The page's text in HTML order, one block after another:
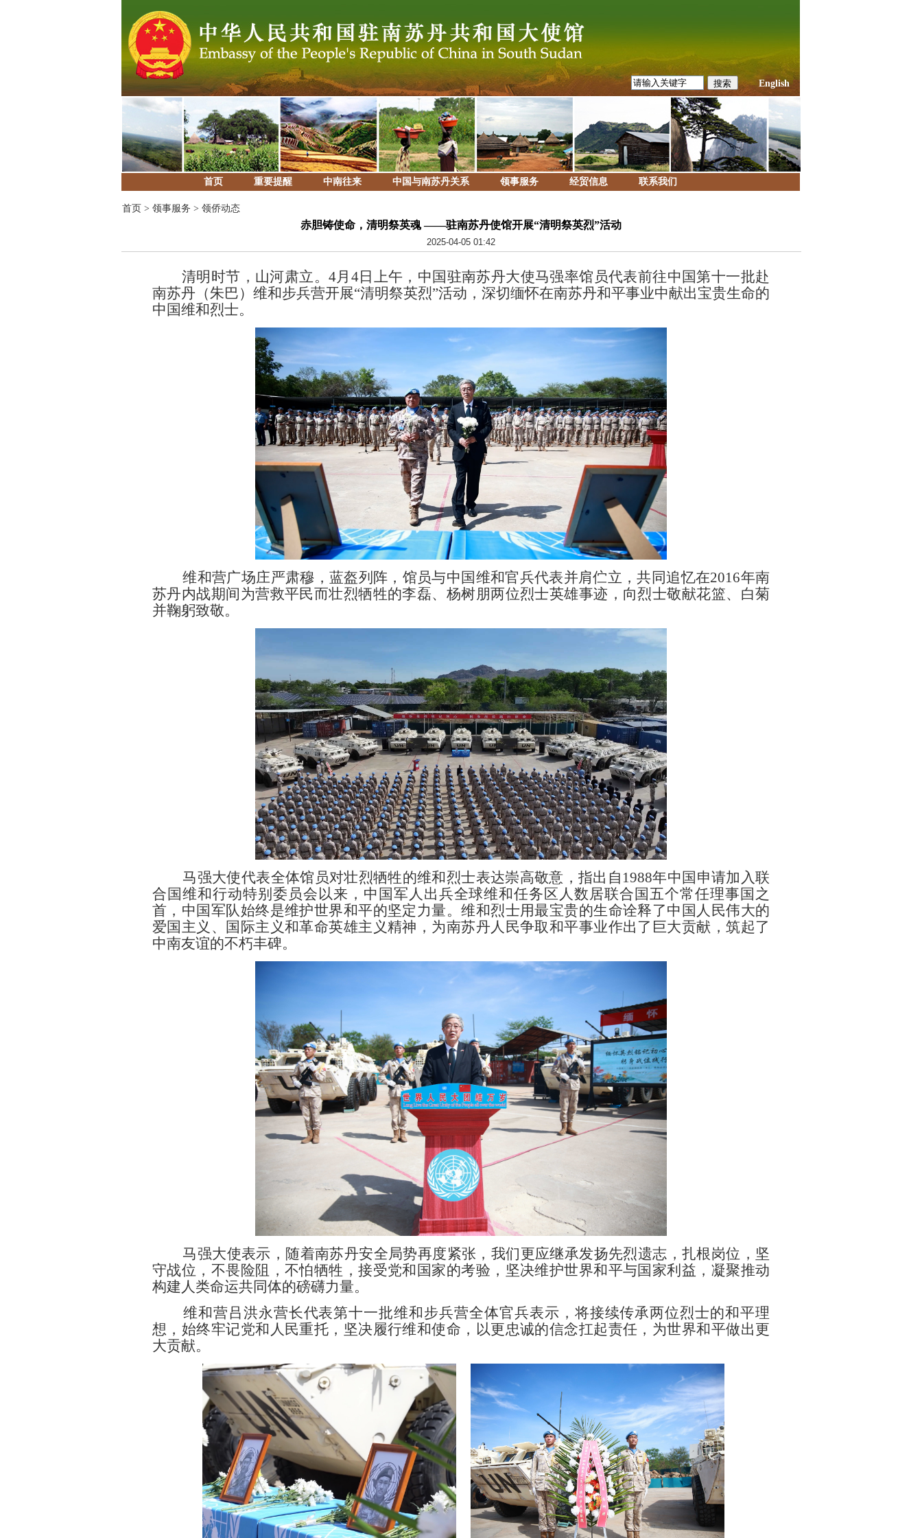
English
首页 重要提醒 中南往来 中国与南苏丹关系 领事服务 经贸信息 联系我们
首页 > 领事服务 > 领侨动态
赤胆铸使命，清明祭英魂 ——驻南苏丹使馆开展“清明祭英烈”活动
2025-04-05 01:42
清明时节，山河肃立。 4月4日上午，中国驻南苏丹大使马强率馆员代表前往中国第十一批赴
南苏丹（朱巴）维和步兵营开展“清明祭英烈”活动，深切缅怀在南苏丹和平事业中献出宝贵生命的
中国维和烈士。
维和营广场庄严肃穆，蓝盔列阵，馆员与中国维和官兵代表并肩伫立，共同追忆在2016年南
苏丹内战期间为营救平民而壮烈牺牲的李磊、杨树朋两位烈士英雄事迹，向烈士敬献花篮、白菊
并鞠躬致敬。
马强大使代表全体馆员对壮烈牺牲的维和烈士表达崇高敬意，指出自 1988年中国申请加入联
合国维和行动特别委员会以来，中国军人出兵全球维和任务区人数居联合国五个常任理事国之
首，中国军队始终是维护世界和平的坚定力量。维和烈士用最宝贵的生命诠释了中国人民伟大的
爱国主义、国际主义和革命英雄主义精神，为南苏丹人民争取和平事业作出了巨大贡献，筑起了
中南友谊的不朽丰碑。
马强大使表示，随着南苏丹安全局势再度紧张，我们更应继承发扬先烈遗志，扎根岗位，坚
守战位，不畏险阻，不怕牺牲，接受党和国家的考验，坚决维护世界和平与国家利益，凝聚推动
构建人类命运共同体的磅礴力量。
维和营吕洪永营长代表第十一批维和步兵营全体官兵表示，将接续传承两位烈士的和平理
想，始终牢记党和人民重托，坚决履行维和使命，以更忠诚的信念扛起责任，为世界和平做出更
大贡献。